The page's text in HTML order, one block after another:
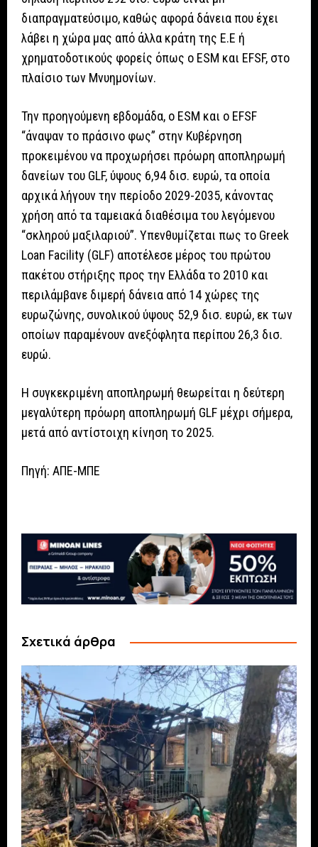
διαπραγματεύσιμο, καθώς αφορά δάνεια που έχει
λάβει η χώρα μας από άλλα κράτη της Ε.Ε ή
χρηματοδοτικούς φορείς όπως ο ESM και EFSF, στο
πλαίσιο των Μνυημονίων.
Την προηγούμενη εβδομάδα, ο ESM και ο EFSF
“άναψαν το πράσινο φως” στην Κυβέρνηση
προκειμένου να προχωρήσει πρόωρη αποπληρωμή
δανείων του GLF, ύψους 6,94 δισ. ευρώ, τα οποία
αρχικά λήγουν την περίοδο 2029-2035, κάνοντας
χρήση από τα ταμειακά διαθέσιμα του λεγόμενου
“σκληρού μαξιλαριού”. Υπενθυμίζεται πως το Greek
Loan Facility (GLF) αποτέλεσε μέρος του πρώτου
πακέτου στήριξης προς την Ελλάδα το 2010 και
περιλάμβανε διμερή δάνεια από 14 χώρες της
ευρωζώνης, συνολικού ύψους 52,9 δισ. ευρώ, εκ των
οποίων παραμένουν ανεξόφλητα περίπου 26,3 δισ.
ευρώ.
Η συγκεκριμένη αποπληρωμή θεωρείται η δεύτερη
μεγαλύτερη πρόωρη αποπληρωμή GLF μέχρι σήμερα,
μετά από αντίστοιχη κίνηση το 2025.
Πηγή: ΑΠΕ-ΜΠΕ
Σχετικά άρθρα